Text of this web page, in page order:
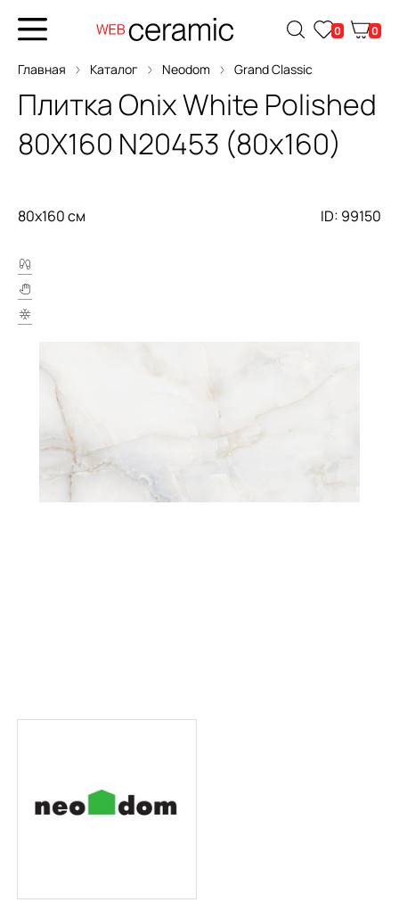
0 0
Главная Каталог Neodom Grand Classic
Плитка Onix White Polished
80X160 N20453 (80x160)
80x160 см ID: 99150